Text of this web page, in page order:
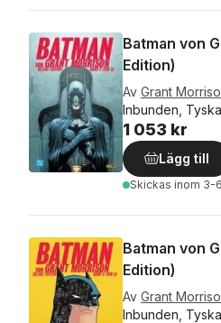
Batman von
Edition)
Av Grant
Inbunden,
1 053 kr
Lägg till
Skickas inom 3-
Batman von
Edition)
Av Grant
Inbunden,